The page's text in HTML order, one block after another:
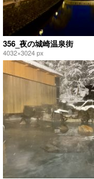
356_夜の城崎温泉街
4032×3024 px